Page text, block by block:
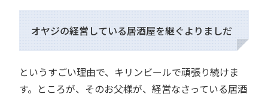
オヤジの経営している居酒屋を継ぐよりましだ
というすごい理由で、キリンビールで頑張り続けま
す。ところが、そのお父様が、経営なさっている居酒